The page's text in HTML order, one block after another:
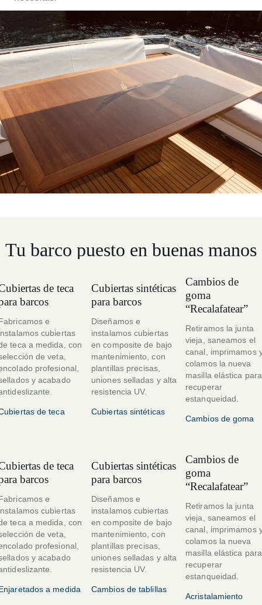
Tu barco puesto en buenas manos
de teca
barcos
e
cubiertas
teca a medida, con
de veta,
profesional,
y acabado
de teca
Cubiertas sintéticas
para barcos
Diseñamos e
instalamos cubiertas
en composite de bajo
mantenimiento, con
plantillas precisas,
uniones selladas y alta
resistencia UV.
Cubiertas sintéticas
Cambios de
goma
“Recalafatear”
Retiramos la junta
vieja, saneamos el
canal, imprimamos
colamos la nueva
masilla elástica para
recuperar
estanqueidad.
Cambios de goma
de teca
barcos
e
cubiertas
teca a medida, con
de veta,
profesional,
y acabado
a medida
Cubiertas sintéticas
para barcos
Diseñamos e
instalamos cubiertas
en composite de bajo
mantenimiento, con
plantillas precisas,
uniones selladas y alta
resistencia UV.
Cambios de tablillas
Cambios de
goma
“Recalafatear”
Retiramos la junta
vieja, saneamos el
canal, imprimamos
colamos la nueva
masilla elástica para
recuperar
estanqueidad.
Acristalamiento